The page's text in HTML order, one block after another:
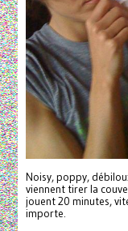
Noisy, poppy,
viennent tirer la
jouent 20 minutes,
importe.